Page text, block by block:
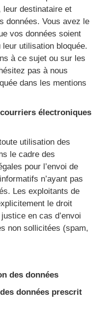
leur destinataire et
données. Vous avez le
vos données soient
utilisation bloquée.
à ce sujet ou sur les
pas à nous
dans les mentions
électroniques
utilisation des
le cadre des
pour l’envoi de
n’ayant pas
Les exploitants de
le droit
en cas d’envoi
non sollicitées (spam,
des données
données prescrit